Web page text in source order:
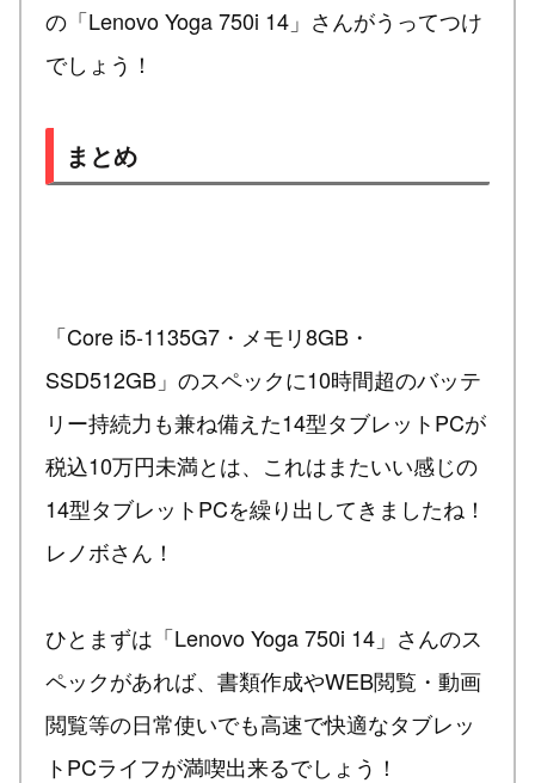
の「Lenovo Yoga 750i 14」さんがうってつけ
でしょう！
まとめ
「Core i5-1135G7・メモリ8GB・
SSD512GB」のスペックに10時間超のバッテ
リー持続力も兼ね備えた14型タブレットPCが
税込10万円未満とは、これはまたいい感じの
14型タブレットPCを繰り出してきましたね！
レノボさん！
ひとまずは「Lenovo Yoga 750i 14」さんのス
ペックがあれば、書類作成やWEB閲覧・動画
閲覧等の日常使いでも高速で快適なタブレッ
トPCライフが満喫出来るでしょう！